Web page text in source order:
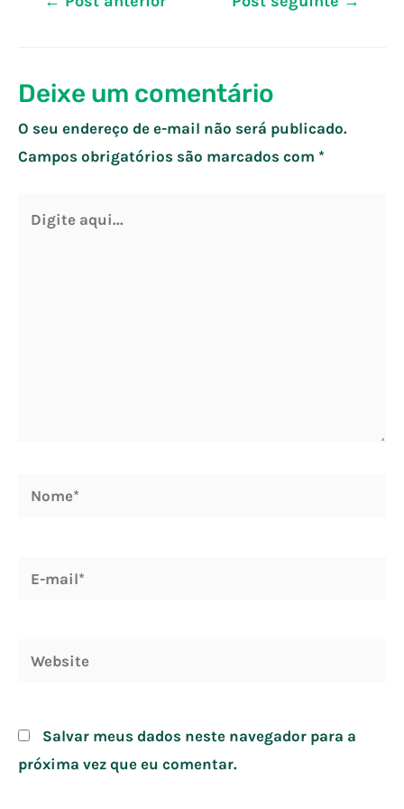
Deixe um comentário
O seu endereço de e-mail não será publicado.
Campos obrigatórios são marcados com *
aqui...
Nome*
Website
Salvar meus dados neste navegador para a
próxima vez que eu comentar.